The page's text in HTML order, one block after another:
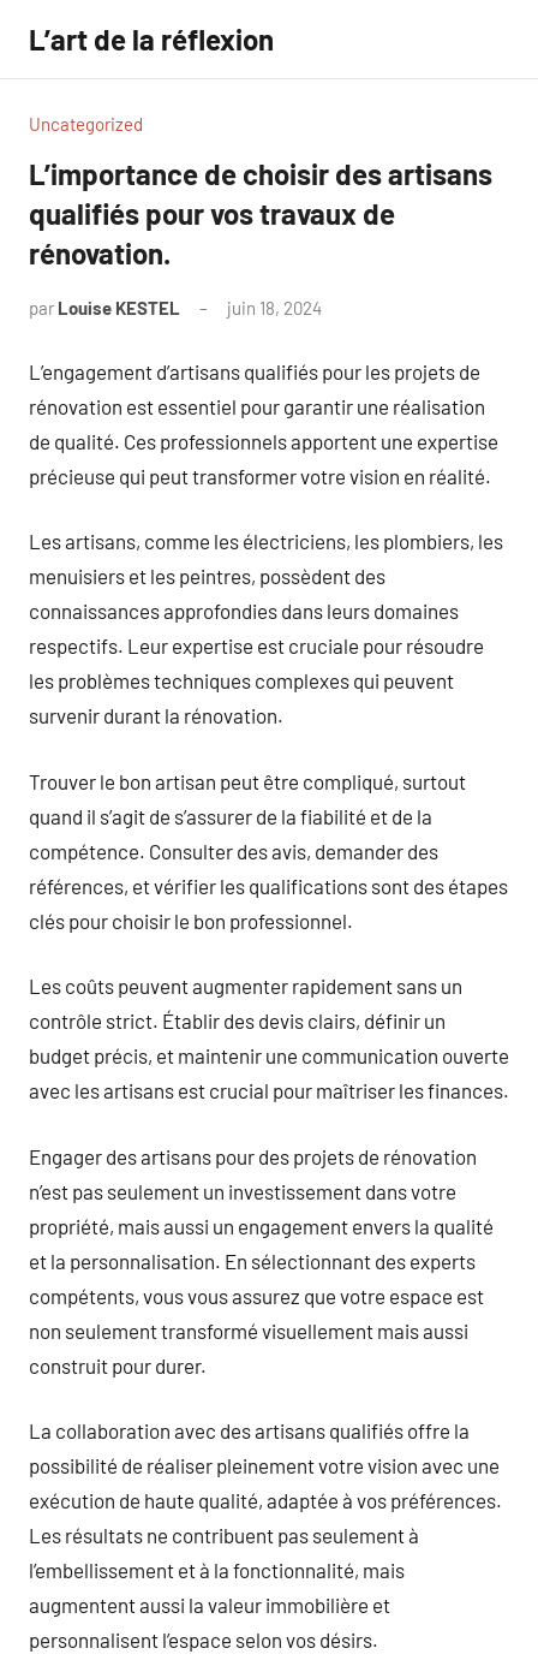
contenu
L’art de la réflexion
Uncategorized
L’importance de choisir des artisans
qualifiés pour vos travaux de
rénovation.
par Louise KESTEL juin 18, 2024
L’engagement d’artisans qualifiés pour les projets de
rénovation est essentiel pour garantir une réalisation
de qualité. Ces professionnels apportent une expertise
précieuse qui peut transformer votre vision en réalité.
Les artisans, comme les électriciens, les plombiers, les
menuisiers et les peintres, possèdent des
connaissances approfondies dans leurs domaines
respectifs. Leur expertise est cruciale pour résoudre
les problèmes techniques complexes qui peuvent
survenir durant la rénovation.
Trouver le bon artisan peut être compliqué, surtout
quand il s’agit de s’assurer de la fiabilité et de la
compétence. Consulter des avis, demander des
références, et vérifier les qualifications sont des étapes
clés pour choisir le bon professionnel.
Les coûts peuvent augmenter rapidement sans un
contrôle strict. Établir des devis clairs, définir un
budget précis, et maintenir une communication ouverte
avec les artisans est crucial pour maîtriser les finances.
Engager des artisans pour des projets de rénovation
n’est pas seulement un investissement dans votre
propriété, mais aussi un engagement envers la qualité
et la personnalisation. En sélectionnant des experts
compétents, vous vous assurez que votre espace est
non seulement transformé visuellement mais aussi
construit pour durer.
La collaboration avec des artisans qualifiés offre la
possibilité de réaliser pleinement votre vision avec une
exécution de haute qualité, adaptée à vos préférences.
Les résultats ne contribuent pas seulement à
l’embellissement et à la fonctionnalité, mais
augmentent aussi la valeur immobilière et
personnalisent l’espace selon vos désirs.